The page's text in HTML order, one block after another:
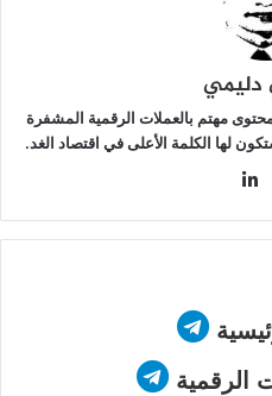
مهتم بالعملات الرقمية المشفرة
لها الكلمة الأعلى في اقتصاد الغد.
الرقمية